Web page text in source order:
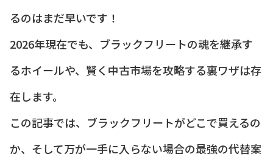
るのはまだ早いです！
2026年現在でも、ブラックフリートの魂を継承す
るホイールや、賢く中古市場を攻略する裏ワザは存
在します。
この記事では、ブラックフリートがどこで買えるの
か、そして万が一手に入らない場合の最強の代替案